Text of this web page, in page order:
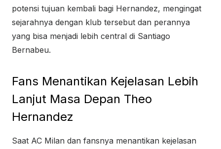
potensi tujuan kembali bagi Hernandez, mengingat
sejarahnya dengan klub tersebut dan perannya
yang bisa menjadi lebih central di Santiago
Bernabeu.
Fans Menantikan Kejelasan Lebih
Lanjut Masa Depan Theo
Hernandez
Saat AC Milan dan fansnya menantikan kejelasan